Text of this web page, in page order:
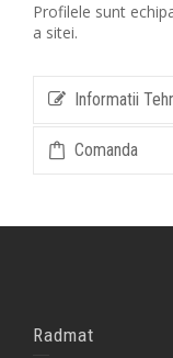
Profilele sunt
a sitei.
Informatii
Comanda
Radmat